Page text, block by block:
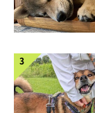
ります。そして、
（笑）」